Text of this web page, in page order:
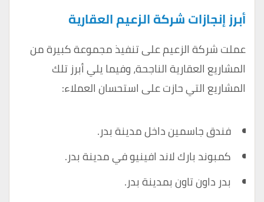
أبرز إنجازات شركة الزعيم العقارية
عملت شركة الزعيم على تنفيذ مجموعة كبيرة من
المشاريع العقارية الناجحة، وفيما يلي أبرز تلك
المشاريع التي حازت على استحسان العملاء:
فندق جاسمين داخل مدينة بدر.
كمبوند بارك لاند افينيو في مدينة بدر.
بدر داون تاون بمدينة بدر.